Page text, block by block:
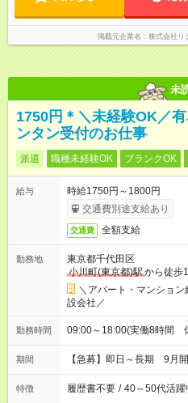
掲載元企業名 株式会社リ
未
1750円＊＼未経験OK／
ンタン受付のお仕事
派遣 職種未経験OK ブランクOK
給与
時給1750円～1800円
交通費別途支給あり
交通費 全額支給
勤務地
東京都千代田区
小川町(東京都)駅から徒歩
＼アパート・マンショ
設会社／
勤務時間 09:00～18:00(実働8時間
期間 【急募】即日～長期 9月
特徴 履歴書不要 / 40～50代活躍